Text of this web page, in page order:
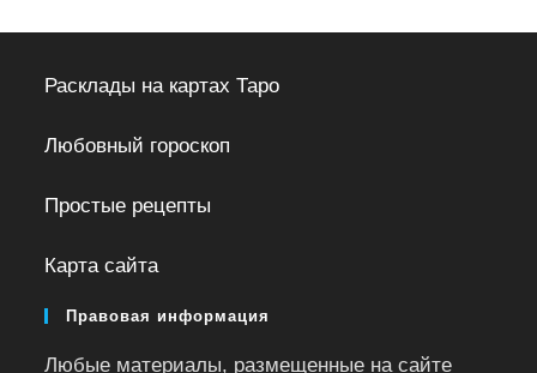
Расклады на картах Таро
Любовный гороскоп
Простые рецепты
Карта сайта
Правовая информация
Любые материалы, размещенные на сайте